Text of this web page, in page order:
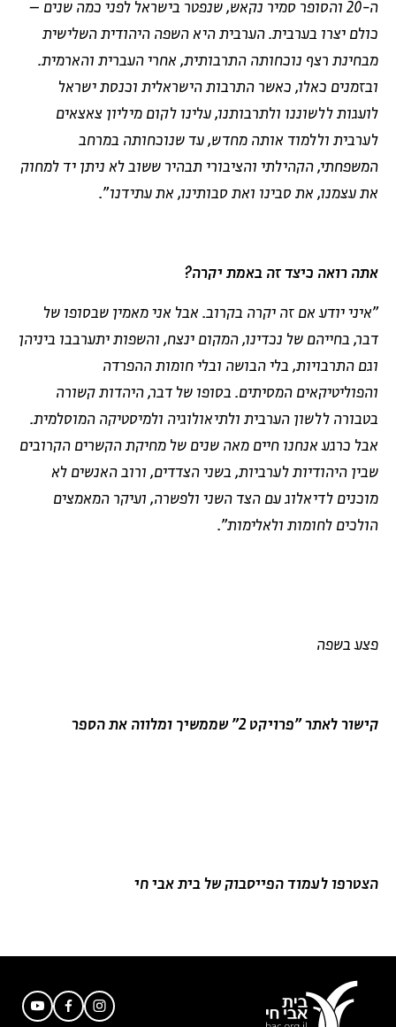
ה-20 והסופר סמיר נקאש, שנפטר בישראל לפני כמה שנים –
כולם יצרו בערבית. הערבית היא השפה היהודית השלישית
מבחינת רצף נוכחותה התרבותית, אחרי העברית והארמית.
ובזמנים כאלו, כאשר התרבות הישראלית וכנסת ישראל
לועגות ללשוננו ולתרבותנו, עלינו לקום מיליון צאצאים
לערבית וללמוד אותה מחדש, עד שנוכחותה במרחב
המשפחתי, הקהילתי והציבורי תבהיר ששוב לא ניתן יד למחוק
את עצמנו, את סבינו ואת סבותינו, את עתידנו".
אתה רואה כיצד זה באמת יקרה?
"איני יודע אם זה יקרה בקרוב. אבל אני מאמין שבסופו של
דבר, בחייהם של נכדינו, המקום ינצח, והשפות יתערבבו ביניהן
וגם התרבויות, בלי הבושה ובלי חומות ההפרדה
והפוליטיקאים המסיתים. בסופו של דבר, היהדות קשורה
בטבורה ללשון הערבית ולתיאולוגיה ולמיסטיקה המוסלמית.
אבל כרגע אנחנו חיים מאה שנים של מחיקת הקשרים הקרובים
שבין היהודיות לערביות, בשני הצדדים, ורוב האנשים לא
מוכנים לדיאלוג עם הצד השני ולפשרה, ועיקר המאמצים
הולכים לחומות ולאלימות".
פצע בשפה
קישור לאתר "פרויקט 2" שממשיך ומלווה את הספר
הצטרפו לעמוד הפייסבוק של בית אבי חי